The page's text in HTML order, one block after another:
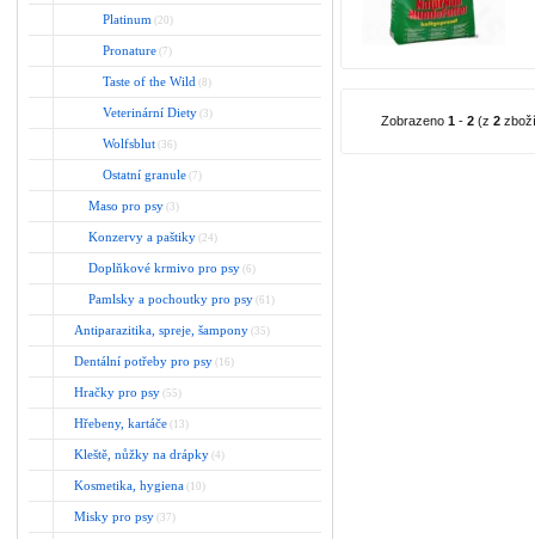
Platinum (20)
Pronature (7)
Taste of the Wild (8)
Veterinární Diety (3)
Wolfsblut (36)
Ostatní granule (7)
Maso pro psy (3)
Konzervy a paštiky (24)
Doplňkové krmivo pro psy (6)
Pamlsky a pochoutky pro psy (61)
Antiparazitika, spreje, šampony (35)
Dentální potřeby pro psy (16)
Hračky pro psy (55)
Hřebeny, kartáče (13)
Kleště, nůžky na drápky (4)
Kosmetika, hygiena (10)
Misky pro psy (37)
Zobrazeno 1 - 2 (z 2